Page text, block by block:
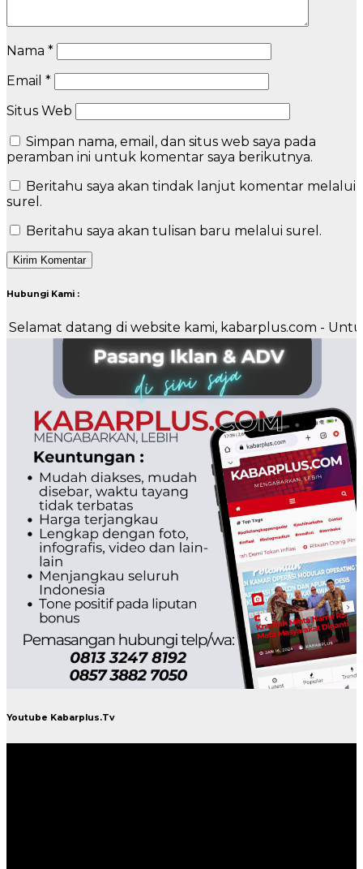
Nama *
Email *
Situs Web
Simpan nama, email, dan situs web saya pada
peramban ini untuk komentar saya berikutnya.
Beritahu saya akan tindak lanjut komentar melalui
surel.
Beritahu saya akan tulisan baru melalui surel.
Hubungi Kami :
datang di website kami, kabarplus.com - Untuk
Youtube Kabarplus.Tv